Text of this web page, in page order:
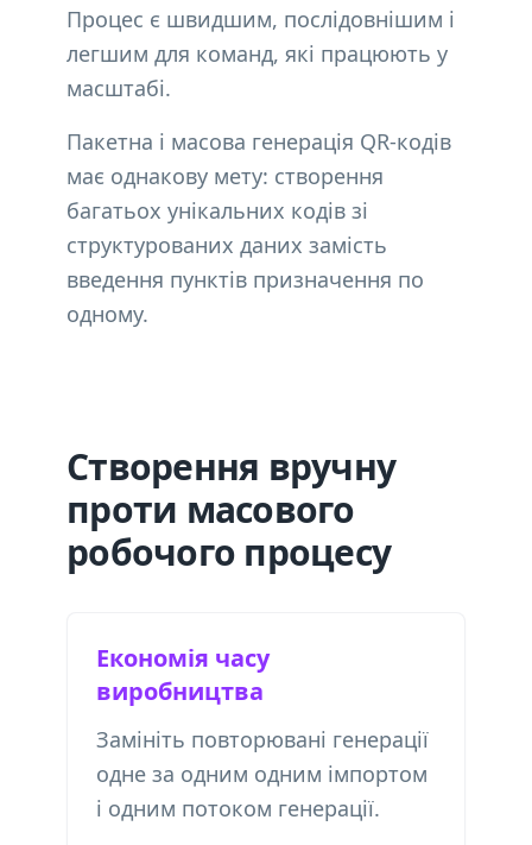
Процес є швидшим, послідовнішим і
легшим для команд, які працюють у
масштабі.
Пакетна і масова генерація QR-кодів
має однакову мету: створення
багатьох унікальних кодів зі
структурованих даних замість
введення пунктів призначення по
одному.
Створення вручну
проти масового
робочого процесу
Економія часу
виробництва
Замініть повторювані генерації
одне за одним одним імпортом
і одним потоком генерації.